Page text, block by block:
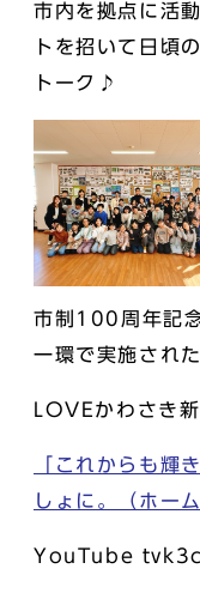
市内を拠点に活
トを招いて日頃
トーク♪
市制100周年記
一環で実施され
LOVEかわさき
「これからも輝
しょに。（ホー
YouTube